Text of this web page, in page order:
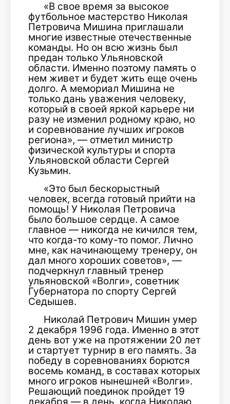
«В свое время за высокое
футбольное мастерство Николая
Петровича Мишина приглашали
многие известные отечественные
команды. Но он всю жизнь был
предан только Ульяновской
области. Именно поэтому память о
нем живет и будет жить еще очень
долго. А мемориал Мишина не
только дань уважения человеку,
который в своей яркой карьере ни
разу не изменил родному краю, но
и соревнование лучших игроков
региона», — отметил министр
физической культуры и спорта
Ульяновской области Сергей
Кузьмин.
«Это был бескорыстный
человек, всегда готовый прийти на
помощь! У Николая Петровича
было большое сердце. А самое
главное — никогда не кичился тем,
что когда-то кому-то помог. Лично
мне, как начинающему тренеру, он
дал много хороших советов», —
подчеркнул главный тренер
ульяновской «Волги», советник
Губернатора по спорту Сергей
Седышев.
Николай Петрович Мишин умер
2 декабря 1996 года. Именно в этот
день вот уже на протяжении 20 лет
и стартует турнир в его память. За
победу в соревнованиях борются
восемь команд, в составах которых
много игроков нынешней «Волги».
Решающий поединок пройдет 19